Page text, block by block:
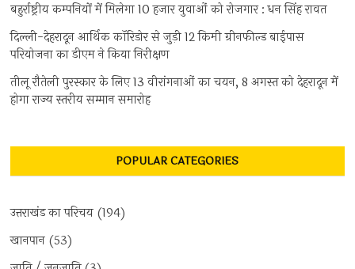
बहुर्राष्ट्रीय कम्पनियों में मिलेगा 10 हजार युवाओं को रोजगार : धन सिंह रावत
दिल्ली-देहरादून आर्थिक कॉरिडोर से जुड़ी 12 किमी ग्रीनफील्ड बाईपास
परियोजना का डीएम ने किया निरीक्षण
तीलू रौतेली पुरस्कार के लिए 13 वीरांगनाओं का चयन, 8 अगस्त को देहरादून में
होगा राज्य स्तरीय सम्मान समारोह
POPULAR CATEGORIES
उत्तराखंड का परिचय (194)
खानपान (53)